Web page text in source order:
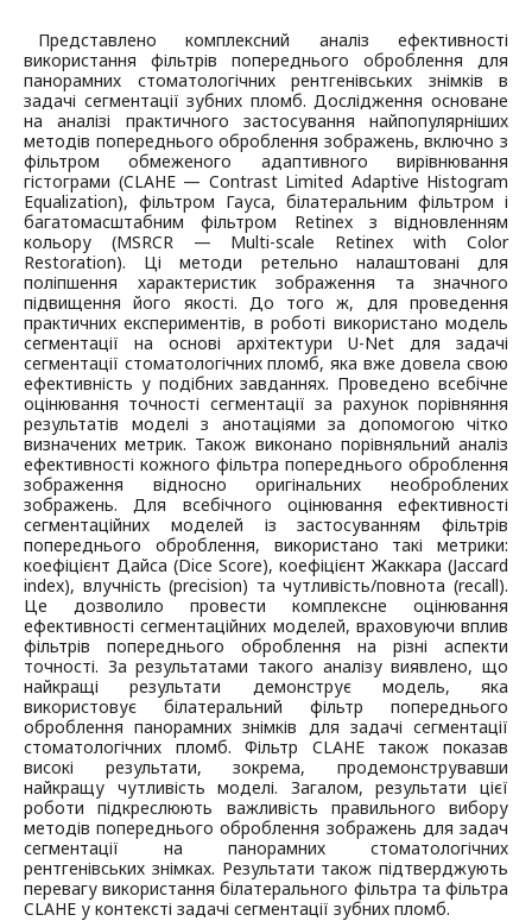
Представлено комплексний аналіз ефективності
використання фільтрів попереднього оброблення для
панорамних стоматологічних рентгенівських знімків в
задачі сегментації зубних пломб. Дослідження основане
на аналізі практичного застосування найпопулярніших
методів попереднього оброблення зображень, включно з
фільтром обмеженого адаптивного вирівнювання
гістограми (CLAHE — Contrast Limited Adaptive Histogram
Equalization), фільтром Гауса, білатеральним фільтром і
багатомасштабним фільтром Retinex з відновленням
кольору (MSRCR — Multi-scale Retinex with Color
Restoration). Ці методи ретельно налаштовані для
поліпшення характеристик зображення та значного
підвищення його якості. До того ж, для проведення
практичних експериментів, в роботі використано модель
сегментації на основі архітектури U-Net для задачі
сегментації стоматологічних пломб, яка вже довела свою
ефективність у подібних завданнях. Проведено всебічне
оцінювання точності сегментації за рахунок порівняння
результатів моделі з анотаціями за допомогою чітко
визначених метрик. Також виконано порівняльний аналіз
ефективності кожного фільтра попереднього оброблення
зображення відносно оригінальних необроблених
зображень. Для всебічного оцінювання ефективності
сегментаційних моделей із застосуванням фільтрів
попереднього оброблення, використано такі метрики:
коефіцієнт Дайса (Dice Score), коефіцієнт Жаккара (Jaccard
index), влучність (precision) та чутливість/повнота (recall).
Це дозволило провести комплексне оцінювання
ефективності сегментаційних моделей, враховуючи вплив
фільтрів попереднього оброблення на різні аспекти
точності. За результатами такого аналізу виявлено, що
найкращі результати демонструє модель, яка
використовує білатеральний фільтр попереднього
оброблення панорамних знімків для задачі сегментації
стоматологічних пломб. Фільтр CLAHE також показав
високі результати, зокрема, продемонструвавши
найкращу чутливість моделі. Загалом, результати цієї
роботи підкреслюють важливість правильного вибору
методів попереднього оброблення зображень для задач
сегментації на панорамних стоматологічних
рентгенівських знімках. Результати також підтверджують
перевагу використання білатерального фільтра та фільтра
CLAHE у контексті задачі сегментації зубних пломб.